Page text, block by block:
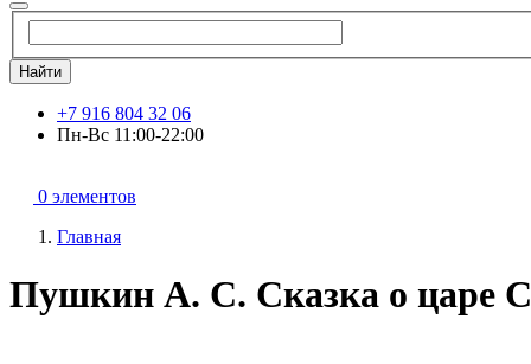
Найти
+7 916 804 32 06
Пн-Вс 11:00-22:00
0 элементов
Главная
Пушкин А. С. Сказка о царе